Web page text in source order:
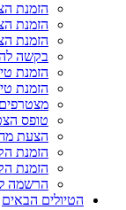
הזמנת
הזמנת
הזמנת
בקשה
הזמנת
הזמנת
טופס
הצעת
הזמנת
הזמנת
הרשמה
הטיולים הבאים